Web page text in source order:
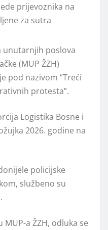
unutarnjih poslova
(MUP ŽZH)
pod nazivom “Treći
protesta”.
Logistika Bosne i
2026. godine na
policijske
službeno su
a ŽZH, odluka se